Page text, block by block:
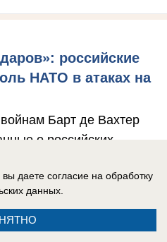
российские
НАТО в атаках на
Барт де Вахтер
о российских
даете согласие на обработку
данных.